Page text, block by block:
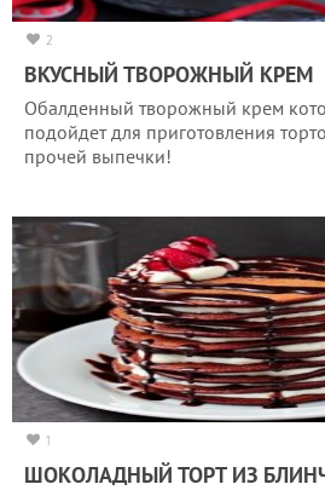
2
ВКУСНЫЙ ТВОРОЖНЫЙ КРЕМ
Обалденный творожный крем
подойдет для приготовления
прочей выпечки!
1
ШОКОЛАДНЫЙ ТОРТ ИЗ